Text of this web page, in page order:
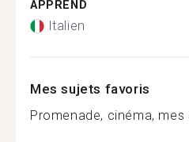
APPREND
Italien
Mes sujets favoris
Promenade, cinéma, mes